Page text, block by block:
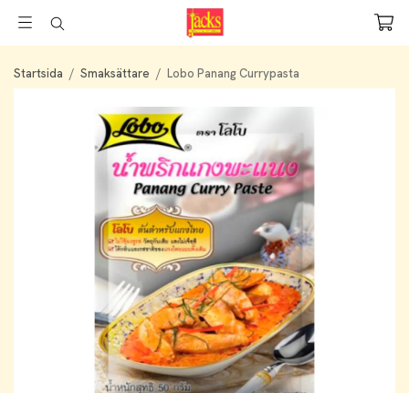
Startsida / Smaksättare / Lobo Panang Currypasta